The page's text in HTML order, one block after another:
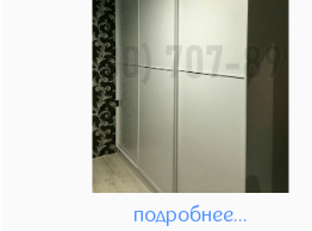
подробнее...